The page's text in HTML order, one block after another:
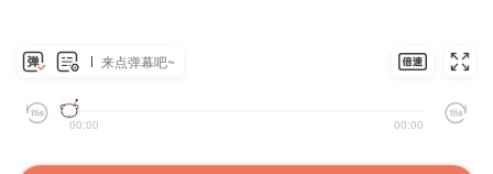
来点弹幕吧~
00:00 00:00